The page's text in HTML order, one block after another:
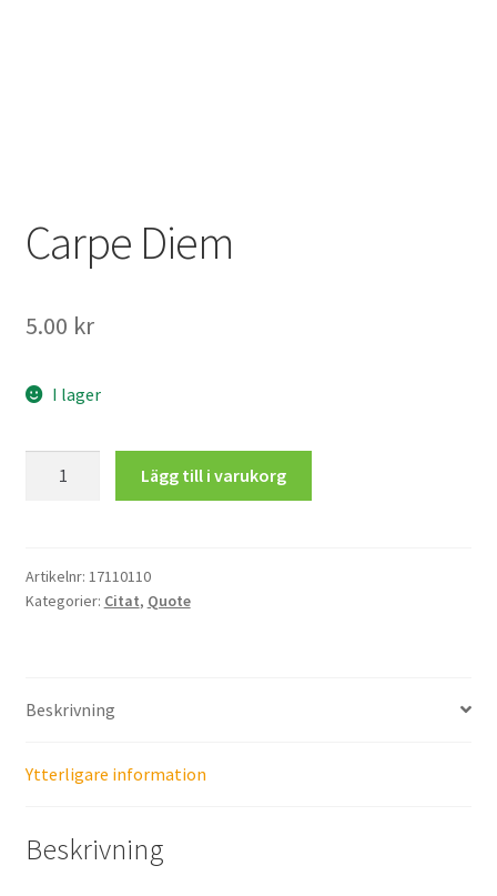
Carpe Diem
5.00 kr
I lager
Lägg till i varukorg
Artikelnr: 17110110
Kategorier: Citat, Quote
Beskrivning
Ytterligare information
Beskrivning